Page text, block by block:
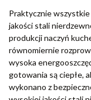
Praktycznie
jakości stali
produkcji naczyń
równomiernie
wysoka
gotowania są ciepłe,
wykonano z